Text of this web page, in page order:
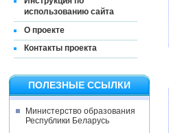
использованию сайта
О проекте
Контакты проекта
ПОЛЕЗНЫЕ ССЫЛКИ
Министерство образования
Республики Беларусь